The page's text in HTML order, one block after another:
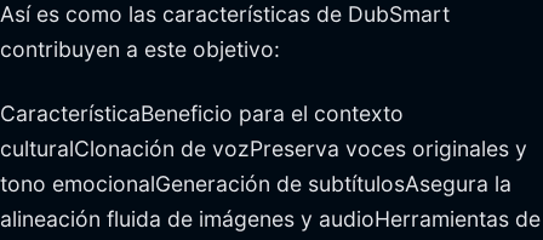
Así es como las características de DubSmart
contribuyen a este objetivo:
CaracterísticaBeneficio para el contexto
culturalClonación de vozPreserva voces originales y
tono emocionalGeneración de subtítulosAsegura la
alineación fluida de imágenes y audioHerramientas de